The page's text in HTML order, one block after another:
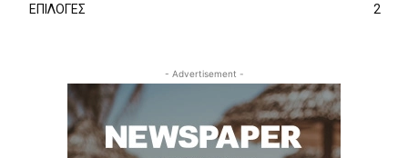
ΕΠΙΛΟΓΕΣ
2
- Advertisement -